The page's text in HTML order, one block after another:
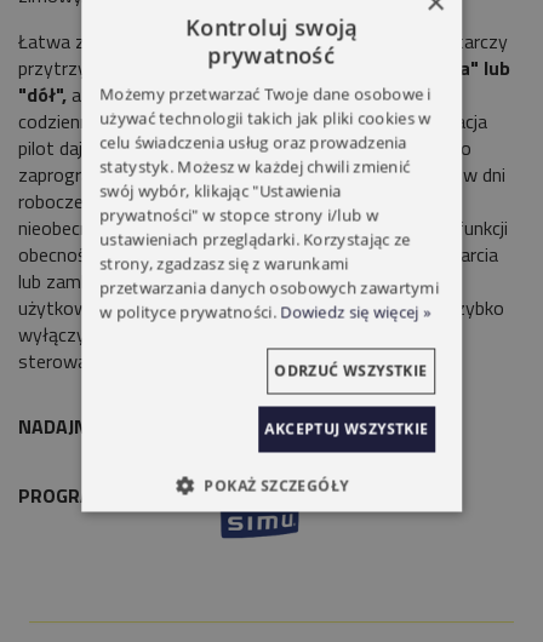
Łatwa zmiana programów dzięki funkcjimemory
wystarczy
przytrzymać wciśnięty przez 8 sekund przycisk "góra" lub
"dół", a aktualny czas zostanie zapisany jako godzina
codziennego otwarcia lub zamknięcia rolet. Personalizacja
pilot daje także możliwość bardziej spersonalizowanego
zaprogramowania godzin otwierania i zamykania rolet w dni
robocze i dni wolne. Bezpieczeństwo w przypadku
nieobecności dom wydaje się być zamieszkały , dzięki funkcji
obecności, która po włączeniu przesuwa moment otwarcia
lub zamknięcia roletod 0 do 30 minut.Elastyczność
użytkowania w dowolnym momencie można łatwo i szybko
wyłączyć
sterowania ręcznego .
NADAJNIK SIMU TIMER EASY HZ 1-KANAŁOWY Z
PROGRAMATOREM
Kontroluj swoją
prywatność
Możemy przetwarzać Twoje dane osobowe i
używać technologii takich jak pliki cookies w
celu świadczenia usług oraz prowadzenia
statystyk. Możesz w każdej chwili zmienić
swój wybór, klikając "Ustawienia
prywatności" w stopce strony i/lub w
ustawieniach przeglądarki. Korzystając ze
strony, zgadzasz się z warunkami
przetwarzania danych osobowych zawartymi
w polityce prywatności. Dowiedz się więcej »
AKCEPTUJ WSZYSTKIE
ODRZUĆ WSZYSTKIE
POKAŻ SZCZEGÓŁY